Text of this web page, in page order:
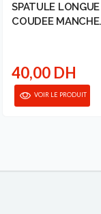
SPATULE LONGUE
COUDEE MANCHE
40,00 DH
VOIR LE PRODUIT